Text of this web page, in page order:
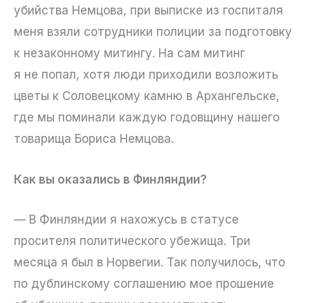
убийства Немцова, при выписке из госпиталя
меня взяли сотрудники полиции за подготовку
к незаконному митингу. На сам митинг
я не попал, хотя люди приходили возложить
цветы к Соловецкому камню в Архангельске,
где мы поминали каждую годовщину нашего
товарища Бориса Немцова.
Как вы оказались в Финляндии?
— В Финляндии я нахожусь в статусе
просителя политического убежища. Три
месяца я был в Норвегии. Так получилось, что
по дублинскому соглашению мое прошение